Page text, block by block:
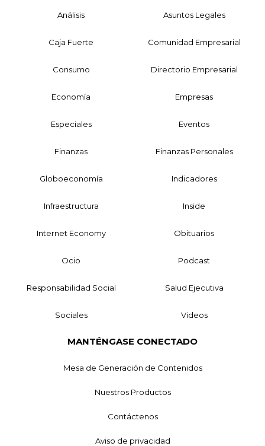
Análisis Asuntos Legales
Caja Fuerte Comunidad Empresarial
Consumo Directorio Empresarial
Economía Empresas
Especiales Eventos
Finanzas Finanzas Personales
Globoeconomía Indicadores
Infraestructura Inside
Internet Economy Obituarios
Ocio Podcast
Responsabilidad Social Salud Ejecutiva
Sociales Videos
MANTÉNGASE CONECTADO
Mesa de Generación de Contenidos
Nuestros Productos
Contáctenos
Aviso de privacidad